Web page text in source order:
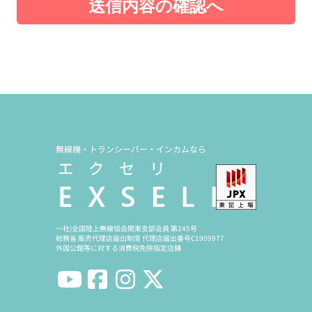
送信内容の確認へ
無線機・トランシーバー・インカムなら
一社)全国陸上無線協会関東支部会員 第245号
総務省 販売代理店届出制度 代理店届出番号C1909977
外国公館等に対する消費税免除指定店舗